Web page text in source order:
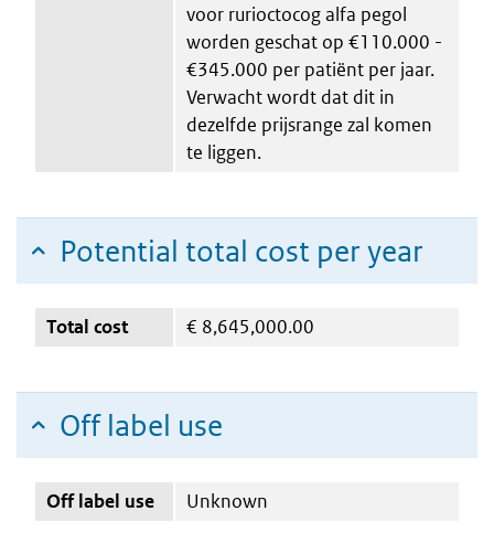
voor rurioctocog alfa pegol
worden geschat op €110.000 -
€345.000 per patiënt per jaar.
Verwacht wordt dat dit in
dezelfde prijsrange zal komen
te liggen.
Potential total cost per year
Total cost € 8,645,000.00
Off label use
Off label use Unknown